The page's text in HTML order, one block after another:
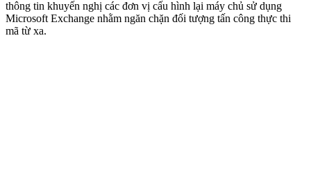
thông tin khuyến nghị các đơn vị cấu hình lại máy chủ sử dụng
Microsoft Exchange nhằm ngăn chặn đối tượng tấn công thực thi
mã từ xa.